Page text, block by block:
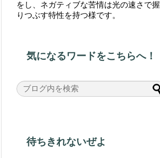
をし、ネガティブな苦情は光の速さで握
りつぶす特性を持つ様です。
気になるワードをこちらへ！
待ちきれないぜよ